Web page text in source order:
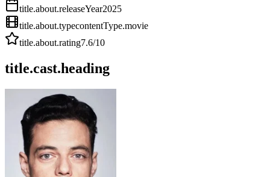
title.about.releaseYear2025
title.about.typecontentType.movie
title.about.rating7.6/10
title.cast.heading